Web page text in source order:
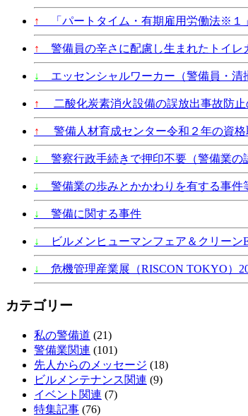
↑ 「パートタイム・有期雇用労働法※１
↑ 警備員の辛さに配慮し生まれたトイレ
↓ エッセンシャルワーカー（警備員・清
↑ 二酸化炭素消火設備の誤放出事故防止
↑ 警備人材育成センター令和２年の資格
↓ 警察行政手続きで押印不要（警備業の
↓ 警備業の歩みとかかわりを有する事件
↓ 警備に関する事件
↓ ビルメンヒューマンフェア＆クリー
↓ 危機管理産業展（RISCON TOKYO）
カテゴリー
私の警備道 (21)
警備業関連 (101)
先人からのメッセージ (18)
ビルメンテナンス関連 (9)
イベント関連 (7)
特集記事 (76)